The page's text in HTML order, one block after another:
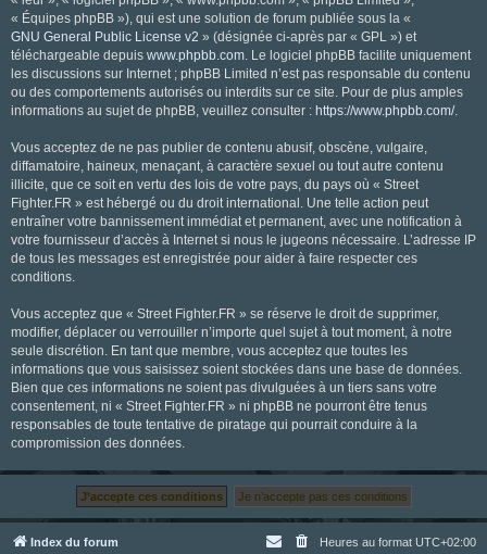
« Équipes phpBB »), qui est une solution de forum publiée sous la «
GNU General Public License v2 » (désignée ci-après par « GPL ») et
téléchargeable depuis www.phpbb.com. Le logiciel phpBB facilite uniquement
les discussions sur Internet ; phpBB Limited n’est pas responsable du contenu
ou des comportements autorisés ou interdits sur ce site. Pour de plus amples
informations au sujet de phpBB, veuillez consulter : https://www.phpbb.com/.
Vous acceptez de ne pas publier de contenu abusif, obscène, vulgaire,
diffamatoire, haineux, menaçant, à caractère sexuel ou tout autre contenu
illicite, que ce soit en vertu des lois de votre pays, du pays où « Street
Fighter.FR » est hébergé ou du droit international. Une telle action peut
entraîner votre bannissement immédiat et permanent, avec une notification à
votre fournisseur d’accès à Internet si nous le jugeons nécessaire. L’adresse IP
de tous les messages est enregistrée pour aider à faire respecter ces
conditions.
Vous acceptez que « Street Fighter.FR » se réserve le droit de supprimer,
modifier, déplacer ou verrouiller n’importe quel sujet à tout moment, à notre
seule discrétion. En tant que membre, vous acceptez que toutes les
informations que vous saisissez soient stockées dans une base de données.
Bien que ces informations ne soient pas divulguées à un tiers sans votre
consentement, ni « Street Fighter.FR » ni phpBB ne pourront être tenus
responsables de toute tentative de piratage qui pourrait conduire à la
compromission des données.
Index du forum Heures au format UTC+02:00